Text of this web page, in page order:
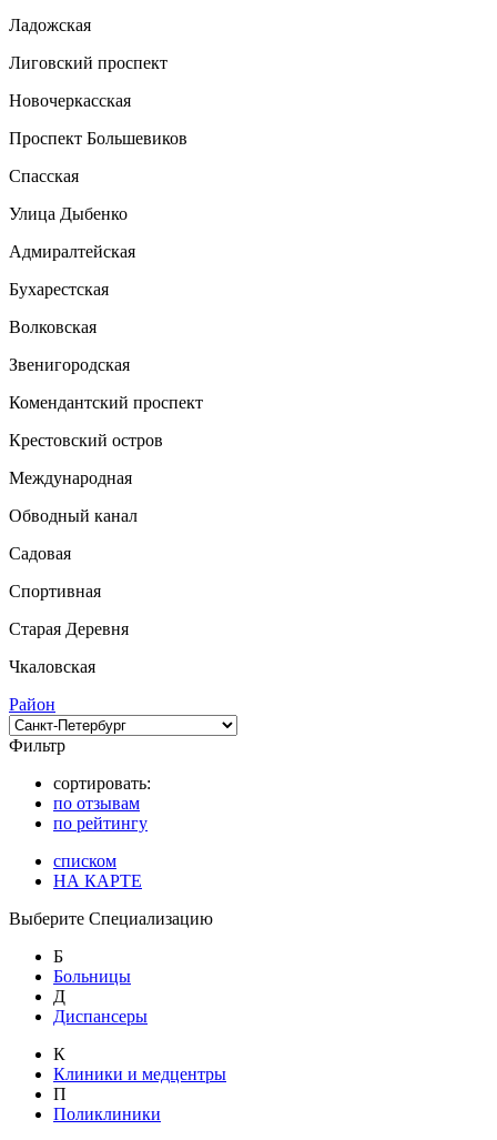
Ладожская
Лиговский проспект
Новочеркасская
Проспект Большевиков
Спасская
Улица Дыбенко
Адмиралтейская
Бухарестская
Волковская
Звенигородская
Комендантский проспект
Крестовский остров
Международная
Обводный канал
Садовая
Спортивная
Старая Деревня
Чкаловская
Район
Фильтр
сортировать:
по отзывам
по рейтингу
списком
НА КАРТЕ
Выберите Специализацию
Б
Больницы
Д
Диспансеры
К
Клиники и медцентры
П
Поликлиники